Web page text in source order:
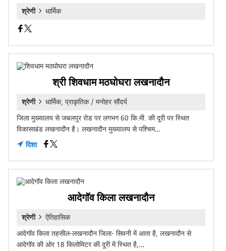
श्रेणी धार्मिक
श्री शिवधाम मठघोघरा लखनादौन
श्रेणी
धार्मिक, प्राकृतिक / मनोहर सौंदर्य
जिला मुख्यालय से जबलपुर रोड पर लगभग 60 कि.मी. की दूरी पर स्थित
विकासखंड लखनादौन है। लखनादौन मुख्यालय से पश्चिम…
दिशा
आदेगॉव किला लखनादौन
श्रेणी
ऐतिहासिक
आदेगॉव किला तहसील-लखनादौन जिला- सिवनी में आता है, लखनादौन से
आदेगॉव की ओर 18 किलोमिटर की दूरी में स्थित है,…